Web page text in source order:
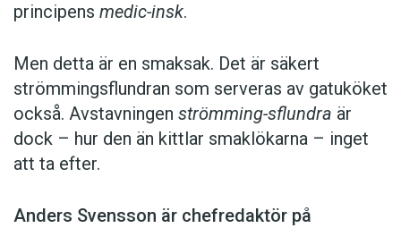
principens medic-insk.
Men detta är en smaksak. Det är säkert
strömmingsflundran som serveras av gatu­köket
också. Avstavningen strömming-sflundra är
dock – hur den än kittlar smaklökarna – inget
att ta efter.
Anders Svensson är chefredaktör på